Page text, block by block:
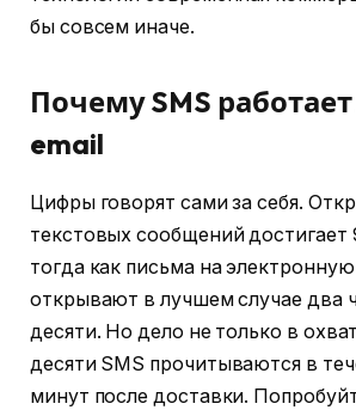
бы совсем иначе.
Почему SMS
email
Цифры говорят сами за себя.
текстовых сообщений достигает
тогда как письма на
открывают в лучшем случае два
десяти. Но дело не только в
десяти SMS прочитываются в
минут после доставки.